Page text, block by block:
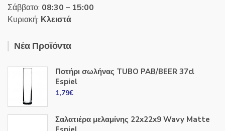
Σάββατο: 08:30 – 15:00
Κυριακή: Κλειστά
Νέα Προϊόντα
Ποτήρι σωλήνας TUBO PAB/BEER 37cl
Espiel
1,79€
Σαλατιέρα μελαμίνης 22x22x9 Wavy Matte